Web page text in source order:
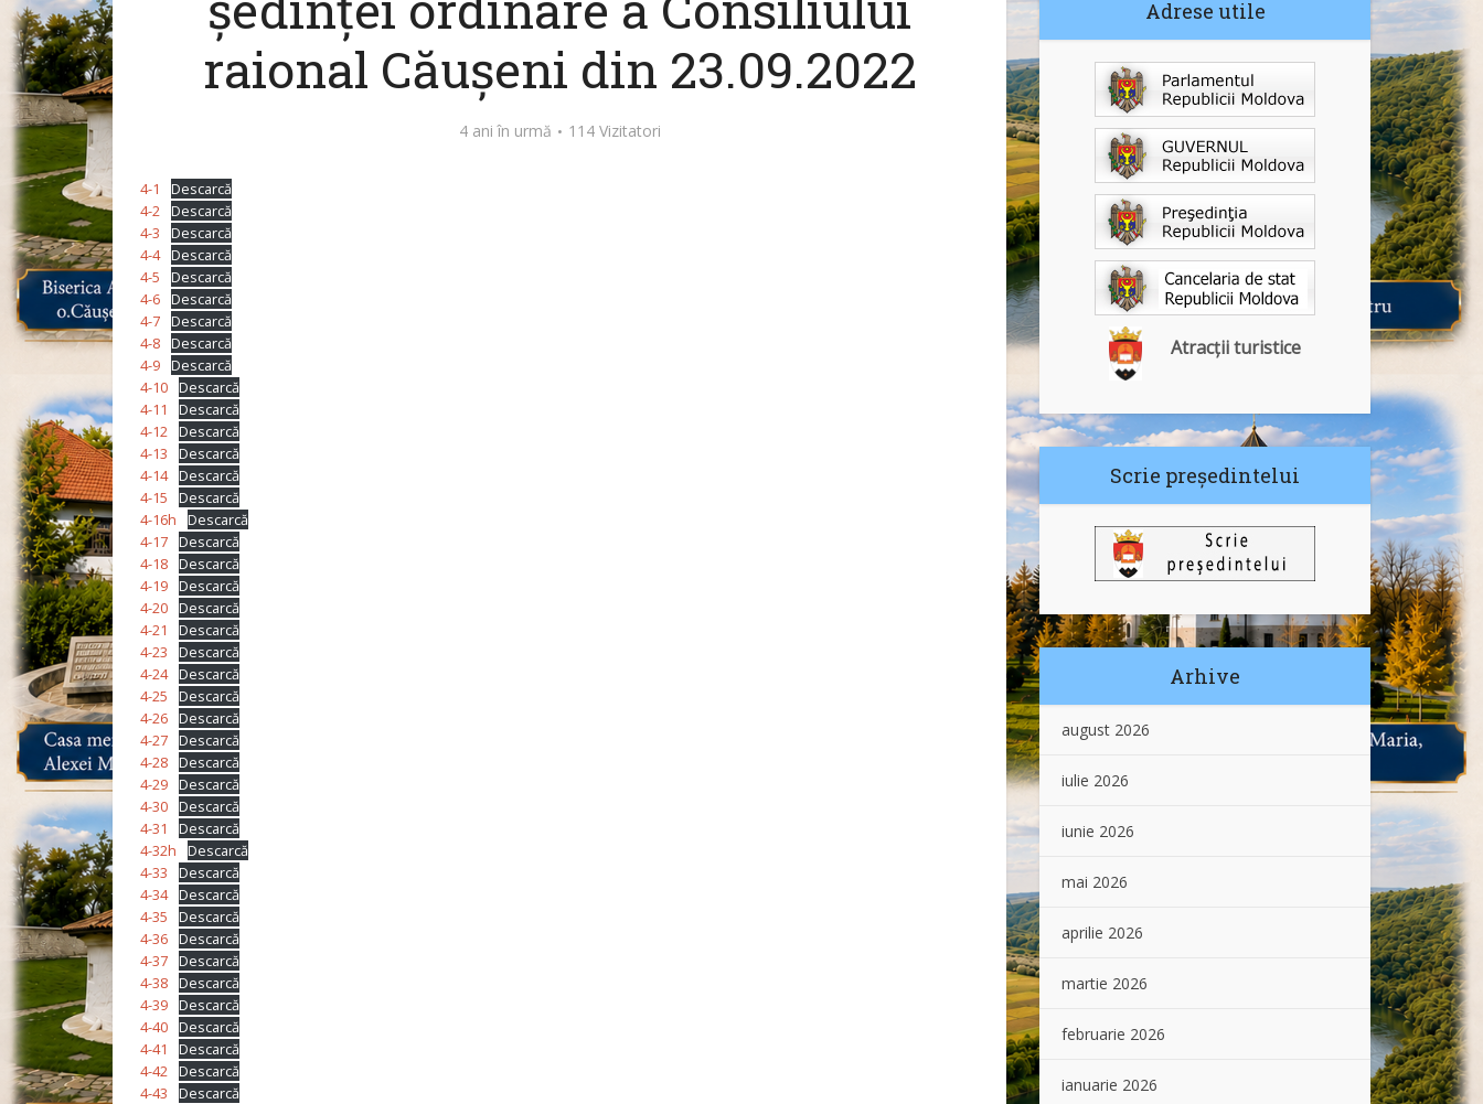
raional Căușeni din 23.09.2022
4 ani în urmă 114 Vizitatori
4-1
Descarcă
4-2 Descarcă
4-3
Descarcă
4-4 Descarcă
4-5
Descarcă
4-6 Descarcă
4-7 Descarcă
4-8 Descarcă
4-9 Descarcă
4-10 Descarcă
4-11
Descarcă
4-12 Descarcă
4-13
Descarcă
4-14 Descarcă
4-15
Descarcă
4-16h
Descarcă
4-17 Descarcă
4-18 Descarcă
4-19 Descarcă
4-20 Descarcă
4-21
Descarcă
4-23
Descarcă
4-24 Descarcă
4-25
Descarcă
4-26 Descarcă
4-27 Descarcă
4-28 Descarcă
4-29 Descarcă
4-30 Descarcă
4-31
Descarcă
4-32h
Descarcă
4-33
Descarcă
4-34 Descarcă
4-35
Descarcă
4-36 Descarcă
4-37 Descarcă
4-38 Descarcă
4-39 Descarcă
4-40 Descarcă
4-41
Descarcă
4-42 Descarcă
4-43
Descarcă
Adrese utile
Atracții turistice
Scrie președintelui
Arhive
august 2026
iulie 2026
iunie 2026
mai 2026
aprilie 2026
martie 2026
februarie 2026
ianuarie 2026